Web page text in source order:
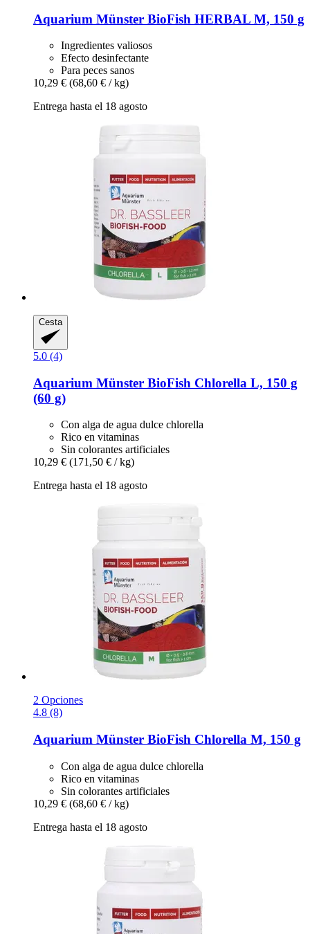
Aquarium Münster BioFish HERBAL M, 150 g
Ingredientes valiosos
Efecto desinfectante
Para peces sanos
10,29 € (68,60 € / kg)
Entrega hasta el 18 agosto
Cesta
5.0 (4)
Aquarium Münster BioFish Chlorella L, 150 g
(60 g)
Con alga de agua dulce chlorella
Rico en vitaminas
Sin colorantes artificiales
10,29 € (171,50 € / kg)
Entrega hasta el 18 agosto
2 Opciones
4.8 (8)
Aquarium Münster BioFish Chlorella M, 150 g
Con alga de agua dulce chlorella
Rico en vitaminas
Sin colorantes artificiales
10,29 € (68,60 € / kg)
Entrega hasta el 18 agosto